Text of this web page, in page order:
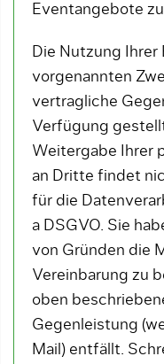
Eventangebote
Die Nutzung
vorgenannten
vertragliche
Verfügung
Weitergabe Ihrer
an Dritte findet
für die
a DSGVO. Sie
von Gründen die
Vereinbarung zu
oben
Gegenleistung
Mail) entfällt.